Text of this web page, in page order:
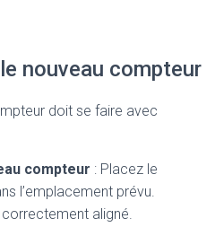
nouveau compteur
doit se faire avec
compteur : Placez le
l’emplacement prévu.
correctement aligné.